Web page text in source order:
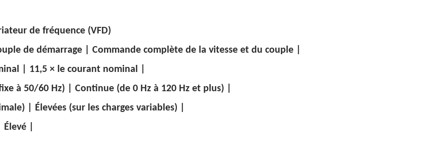
de fréquence (VFD)
de démarrage | Commande complète de la vitesse et du couple |
| 11,5 × le courant nominal |
à 50/60 Hz) | Continue (de 0 Hz à 120 Hz et plus) |
| Élevées (sur les charges variables) |
|